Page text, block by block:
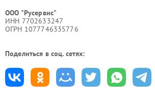
ООО "Русервис"
ИНН 7702633247
ОГРН 1077746335776
Поделиться в соц. сетях: